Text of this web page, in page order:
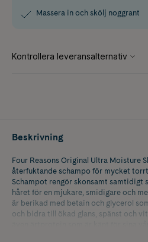
Massera in och skölj noggrant
Beskrivning
Four Reasons Original Ultra Moisture
återfuktande schampo för mycket
Schampot rengör skonsamt samtidigt
håret för en mjukare, smidigare och
är berikad med betain och glycerol
och bidra till ökad glans, spänst och